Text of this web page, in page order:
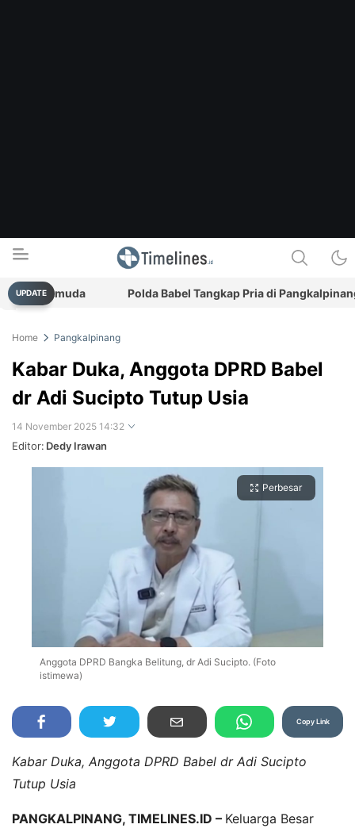
Timelines.id
Media Literasi, Sejarah & Budaya
UPDATE
Pemuda Polda Babel Tangkap Pria di Pangkalpinang,
Home Pangkalpinang
Kabar Duka, Anggota DPRD Babel
dr Adi Sucipto Tutup Usia
14 November 2025 14:32
Editor: Dedy Irawan
Perbesar
Anggota DPRD Bangka Belitung, dr Adi Sucipto. (Foto
istimewa)
Copy Link
Kabar Duka, Anggota DPRD Babel dr Adi Sucipto
Tutup Usia
PANGKALPINANG, TIMELINES.ID – Keluarga Besar